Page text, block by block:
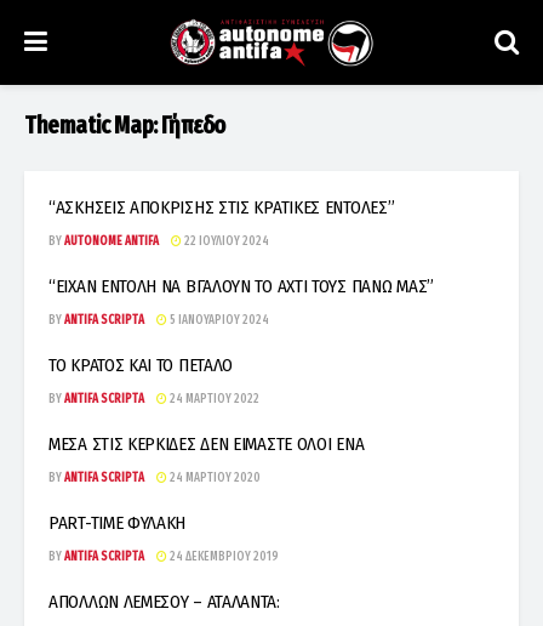
Thematic Map:Γήπεδο
“ΑΣΚΗΣΕΙΣ ΑΠΟΚΡΙΣΗΣ ΣΤΙΣ ΚΡΑΤΙΚΕΣ ΕΝΤΟΛΕΣ”
BYAUTONOME ANTIFA 22 ΙΟΥΛΊΟΥ 2024
“ΕΙΧΑΝ ΕΝΤΟΛΗ ΝΑ ΒΓΑΛΟΥΝ ΤΟ ΑΧΤΙ ΤΟΥΣ ΠΑΝΩ ΜΑΣ”
BYANTIFA SCRIPTA 5 ΙΑΝΟΥΑΡΊΟΥ 2024
ΤΟ ΚΡΑΤΟΣ ΚΑΙ ΤΟ ΠΕΤΑΛΟ
BYANTIFA SCRIPTA 24 ΜΑΡΤΊΟΥ 2022
ΜΕΣΑ ΣΤΙΣ ΚΕΡΚΙΔΕΣ ΔΕΝ ΕΙΜΑΣΤΕ ΟΛΟΙ ΕΝΑ
BYANTIFA SCRIPTA 24 ΜΑΡΤΊΟΥ 2020
PART-TIME ΦΥΛΑΚΗ
BYANTIFA SCRIPTA 24 ΔΕΚΕΜΒΡΊΟΥ 2019
ΑΠΟΛΛΩΝ ΛΕΜΕΣΟΥ – ΑΤΑΛΑΝΤΑ: